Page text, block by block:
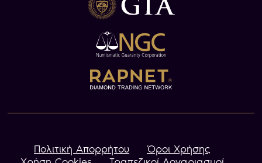
Πολιτική Απορρήτου
Όροι Χρήσης